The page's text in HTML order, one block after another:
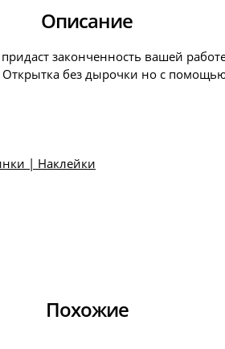
Описание
законченность вашей
без дырочки но с
| Наклейки
Похожие